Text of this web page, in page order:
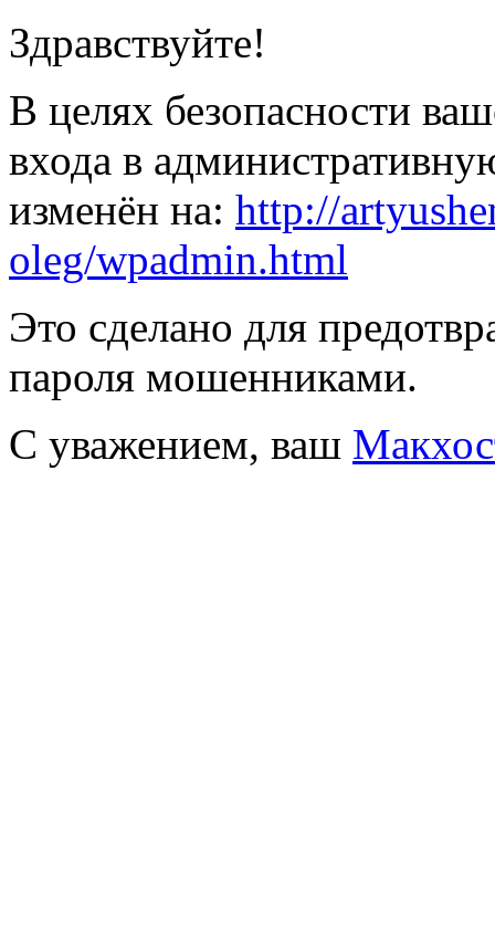
Здравствуйте!
В целях безопасности
входа в
изменён на: http://
oleg/wpadmin.html
Это сделано для
пароля мошенниками.
С уважением, ваш